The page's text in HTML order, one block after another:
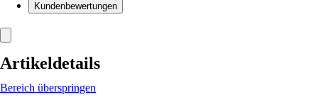
Kundenbewertungen
Artikeldetails
Bereich überspringen